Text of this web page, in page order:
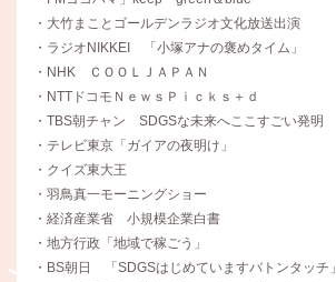
・大竹まことゴールデンラジオ文化放送出演
・ラジオNIKKEI 「小塚アナの褒めタイム」
・NHK ＣＯＯＬＪＡＰＡＮ
・NTTドコモＮｅｗｓＰｉｃｋｓ＋ｄ
・TBS朝チャン SDGSな未来へここすごい発明
・テレビ東京「ガイアの夜明け」
・クイズ東大王
・羽鳥真一モーニングショー
・経済産業省 小規模企業白書
・地方行政「地域で稼ごう」
・BS朝日 「SDGSはじめていますバトンタッチ」